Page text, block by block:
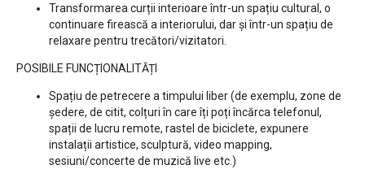
Transformarea curții interioare într-un spațiu cultural, o
continuare firească a interiorului, dar și într-un spațiu de
relaxare pentru trecători/vizitatori.
POSIBILE FUNCȚIONALITĂȚI
Spațiu de petrecere a timpului liber (de exemplu, zone de
ședere, de citit, colțuri în care îți poți încărca telefonul,
spații de lucru remote, rastel de biciclete, expunere
instalații artistice, sculptură, video mapping,
sesiuni/concerte de muzică live etc.)